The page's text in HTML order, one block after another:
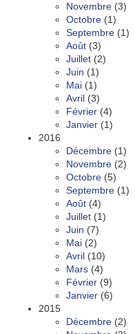
Novembre (3)
Octobre (1)
Septembre (1)
Août (3)
Juillet (2)
Juin (1)
Mai (1)
Avril (3)
Février (4)
Janvier (1)
2016
Décembre (1)
Novembre (2)
Octobre (5)
Septembre (1)
Août (4)
Juillet (1)
Juin (7)
Mai (2)
Avril (10)
Mars (4)
Février (9)
Janvier (6)
2015
Décembre (2)